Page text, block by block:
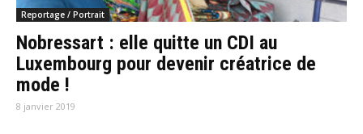
Reportage / Portrait
Nobressart : elle quitte un CDI au
Luxembourg pour devenir créatrice de
mode !
8 janvier 2019